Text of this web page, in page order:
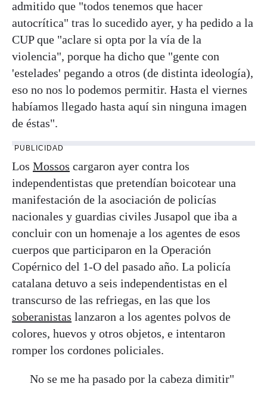
admitido que "todos tenemos que hacer
autocrítica" tras lo sucedido ayer, y ha pedido a la
CUP que "aclare si opta por la vía de la
violencia", porque ha dicho que "gente con
'estelades' pegando a otros (de distinta ideología),
eso no nos lo podemos permitir. Hasta el viernes
habíamos llegado hasta aquí sin ninguna imagen
de éstas".
PUBLICIDAD
Los Mossos cargaron ayer contra los
independentistas que pretendían boicotear una
manifestación de la asociación de policías
nacionales y guardias civiles Jusapol que iba a
concluir con un homenaje a los agentes de esos
cuerpos que participaron en la Operación
Copérnico del 1-O del pasado año. La policía
catalana detuvo a seis independentistas en el
transcurso de las refriegas, en las que los
soberanistas lanzaron a los agentes polvos de
colores, huevos y otros objetos, e intentaron
romper los cordones policiales.
No se me ha pasado por la cabeza dimitir"